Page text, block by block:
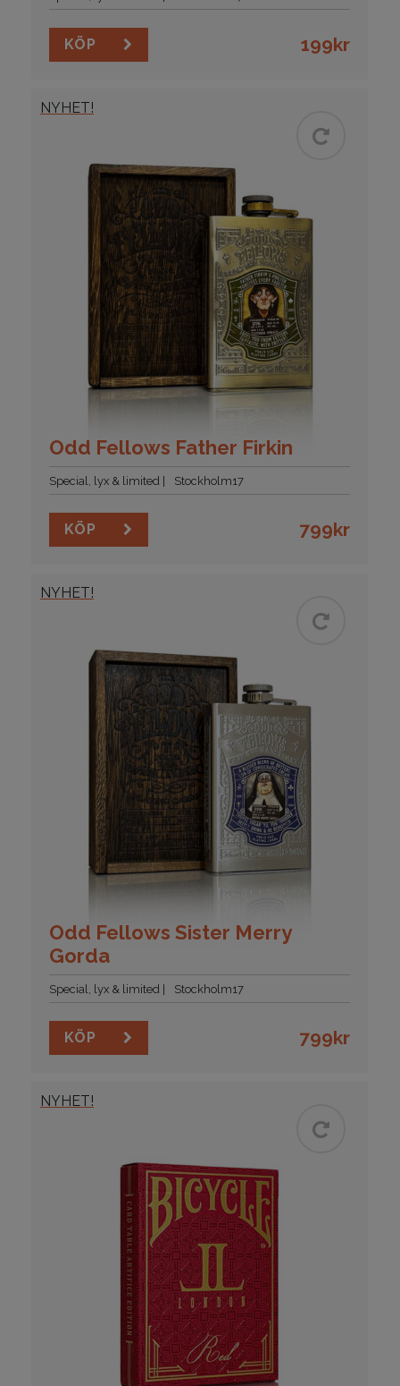
KÖP 199kr
NYHET!
Odd Fellows Father Firkin
Special, lyx & limited Stockholm17
KÖP 799kr
NYHET!
Odd Fellows Sister Merry
Gorda
Special, lyx & limited Stockholm17
KÖP 799kr
NYHET!